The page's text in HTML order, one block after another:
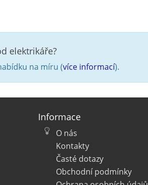
elektrikáře?
na míru (více informací).
Informace
O nás
Kontakty
Časté dotazy
Obchodní podmínky